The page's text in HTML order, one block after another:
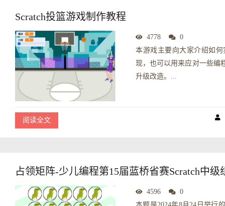
Scratch投篮游戏制作教程
4778
0
本游戏主要向大家介绍如
现，也可以用来应对一些编
升级改造。...
阅读全文
占领矩阵-少儿编程第15届蓝桥省赛Scratch中级
4596
0